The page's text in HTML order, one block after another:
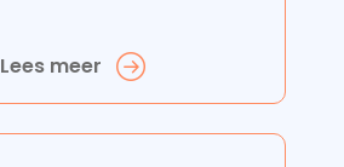
Lees meer